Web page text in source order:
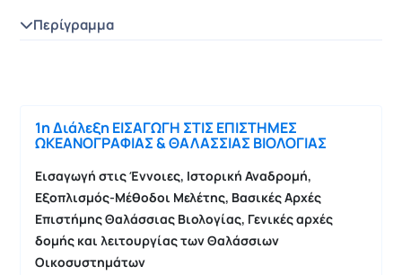
Περίγραμμα
1η Διάλεξη ΕΙΣΑΓΩΓΗ ΣΤΙΣ ΕΠΙΣΤΗΜΕΣ
ΩΚΕΑΝΟΓΡΑΦΙΑΣ & ΘΑΛΑΣΣΙΑΣ ΒΙΟΛΟΓΙΑΣ
Εισαγωγή στις Έννοιες, Ιστορική Αναδρομή,
Εξοπλισμός-Μέθοδοι Μελέτης, Βασικές Αρχές
Επιστήμης Θαλάσσιας Βιολογίας, Γενικέςαρχές
δομής και λειτουργίαςτωνΘαλάσσιων
Οικοσυστημάτων